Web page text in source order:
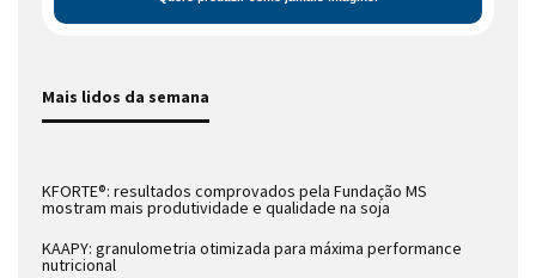
Mais lidos da semana
KFORTE®: resultados comprovados pela Fundação MS
mostram mais produtividade e qualidade na soja
KAAPY: granulometria otimizada para máxima performance
nutricional